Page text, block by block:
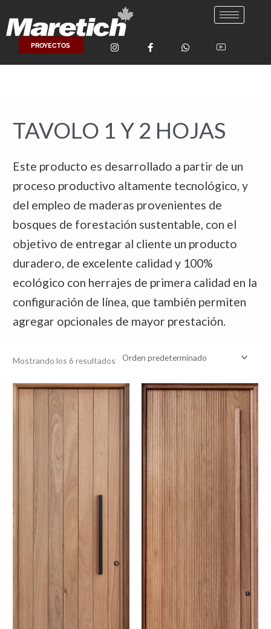
contenido
PROYECTOS
TAVOLO 1 Y 2 HOJAS
Este producto es desarrollado a partir de un
proceso productivo altamente tecnológico, y
del empleo de maderas provenientes de
bosques de forestación sustentable, con el
objetivo de entregar al cliente un producto
duradero, de excelente calidad y 100%
ecológico con herrajes de primera calidad en la
configuración de línea, que también permiten
agregar opcionales de mayor prestación.
Mostrando los 6 resultados